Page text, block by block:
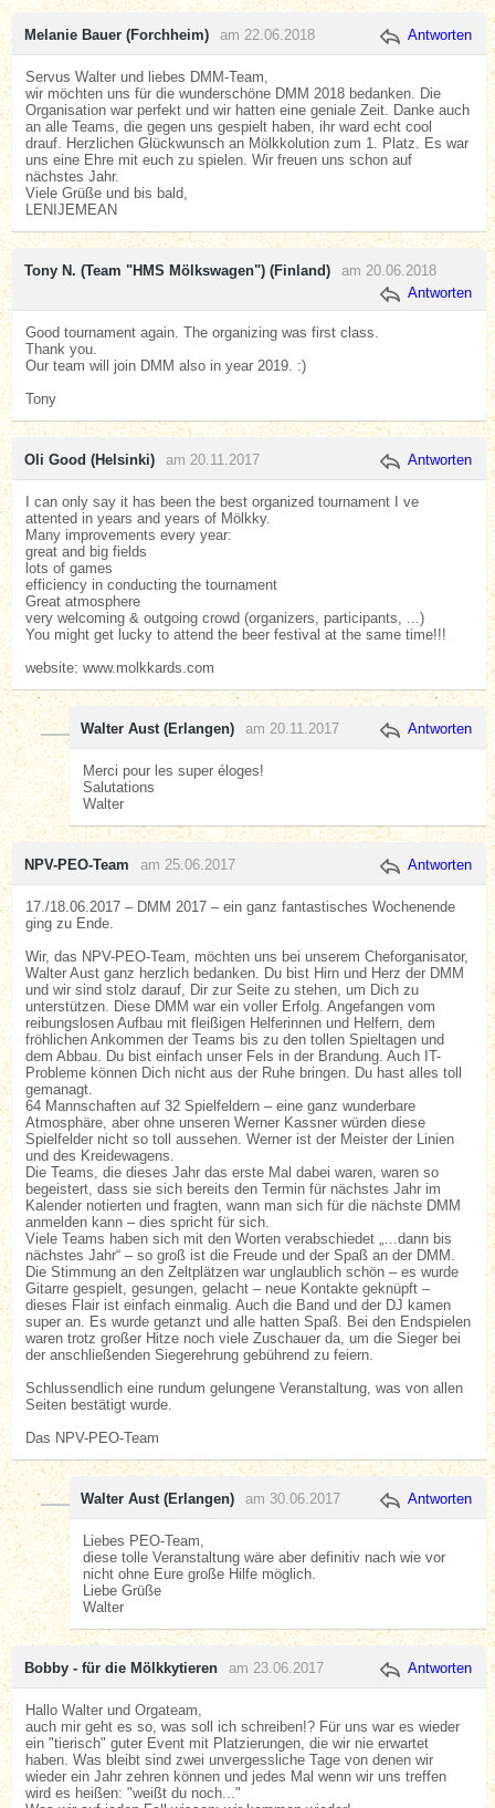
Melanie Bauer (Forchheim) am 22.06.2018 Antworten
Servus Walter und liebes DMM-Team,
wir möchten uns für die wunderschöne DMM 2018 bedanken. Die
Organisation war perfekt und wir hatten eine geniale Zeit. Danke auch
an alle Teams, die gegen uns gespielt haben, ihr ward echt cool
drauf. Herzlichen Glückwunsch an Mölkkolution zum 1. Platz. Es war
uns eine Ehre mit euch zu spielen. Wir freuen uns schon auf
nächstes Jahr.
Viele Grüße und bis bald,
LENIJEMEAN
Tony N. (Team "HMS Mölkswagen") (Finland)
am 20.06.2018
Antworten
Good tournament again. The organizing was first class.
Thank you.
Our team will join DMM also in year 2019. :)
Tony
Oli Good (Helsinki) am 20.11.2017 Antworten
I can only say it has been the best organized tournament I ve
attented in years and years of Mölkky.
Many improvements every year:
great and big fields
lots of games
efficiency in conducting the tournament
Great atmosphere
very welcoming & outgoing crowd (organizers, participants, ...)
You might get lucky to attend the beer festival at the same time!!!
website: www.molkkards.com
Walter Aust (Erlangen) am 20.11.2017 Antworten
Merci pour les super éloges!
Salutations
Walter
NPV-PEO-Team am 25.06.2017 Antworten
17./18.06.2017 – DMM 2017 – ein ganz fantastisches Wochenende
ging zu Ende.
Wir, das NPV-PEO-Team, möchten uns bei unserem Cheforganisator,
Walter Aust ganz herzlich bedanken. Du bist Hirn und Herz der DMM
und wir sind stolz darauf, Dir zur Seite zu stehen, um Dich zu
unterstützen. Diese DMM war ein voller Erfolg. Angefangen vom
reibungslosen Aufbau mit fleißigen Helferinnen und Helfern, dem
fröhlichen Ankommen der Teams bis zu den tollen Spieltagen und
dem Abbau. Du bist einfach unser Fels in der Brandung. Auch IT-
Probleme können Dich nicht aus der Ruhe bringen. Du hast alles toll
gemanagt.
64 Mannschaften auf 32 Spielfeldern – eine ganz wunderbare
Atmosphäre, aber ohne unseren Werner Kassner würden diese
Spielfelder nicht so toll aussehen. Werner ist der Meister der Linien
und des Kreidewagens.
Die Teams, die dieses Jahr das erste Mal dabei waren, waren so
begeistert, dass sie sich bereits den Termin für nächstes Jahr im
Kalender notierten und fragten, wann man sich für die nächste DMM
anmelden kann – dies spricht für sich.
Viele Teams haben sich mit den Worten verabschiedet „…dann bis
nächstes Jahr“ – so groß ist die Freude und der Spaß an der DMM.
Die Stimmung an den Zeltplätzen war unglaublich schön – es wurde
Gitarre gespielt, gesungen, gelacht – neue Kontakte geknüpft –
dieses Flair ist einfach einmalig. Auch die Band und der DJ kamen
super an. Es wurde getanzt und alle hatten Spaß. Bei den Endspielen
waren trotz großer Hitze noch viele Zuschauer da, um die Sieger bei
der anschließenden Siegerehrung gebührend zu feiern.
Schlussendlich eine rundum gelungene Veranstaltung, was von allen
Seiten bestätigt wurde.
Das NPV-PEO-Team
Walter Aust (Erlangen) am 30.06.2017 Antworten
Liebes PEO-Team,
diese tolle Veranstaltung wäre aber definitiv nach wie vor
nicht ohne Eure große Hilfe möglich.
Liebe Grüße
Walter
Bobby - für die Mölkkytieren am 23.06.2017 Antworten
Hallo Walter und Orgateam,
auch mir geht es so, was soll ich schreiben!? Für uns war es wieder
ein "tierisch" guter Event mit Platzierungen, die wir nie erwartet
haben. Was bleibt sind zwei unvergessliche Tage von denen wir
wieder ein Jahr zehren können und jedes Mal wenn wir uns treffen
wird es heißen: "weißt du noch..."